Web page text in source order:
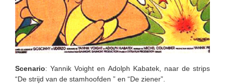
Scenario: Yannik Voight en Adolph Kabatek, naar de strips
“De strijd van de stamhoofden ” en “De ziener”.